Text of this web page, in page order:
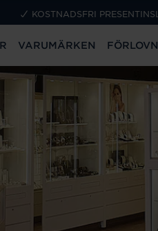
KOSTNADSFRI
VARUMÄRKEN